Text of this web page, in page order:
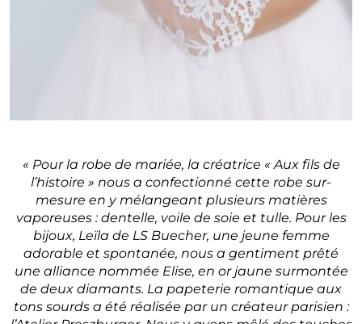
« Pour la robe de mariée, la créatrice « Aux fils de
l’histoire » nous a confectionné cette robe sur-
mesure en y mélangeant plusieurs matières
vaporeuses : dentelle, voile de soie et tulle. Pour les
bijoux, Leïla de LS Buecher, une jeune femme
adorable et spontanée, nous a gentiment prêté
une alliance nommée Elise, en or jaune surmontée
de deux diamants. La papeterie romantique aux
tons sourds a été réalisée par un créateur parisien :